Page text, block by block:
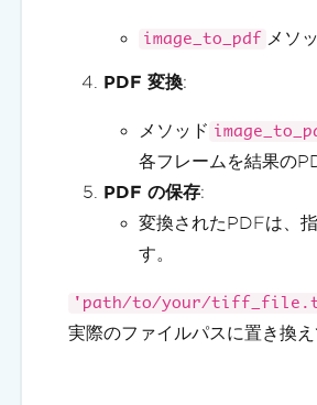
image_to_pdf メソ
PDF 変換:
メソッド
各フレームを結果の
PDF の保存:
変換されたPDFは、
す。
'path/to/your/
実際のファイルパスに置き換え